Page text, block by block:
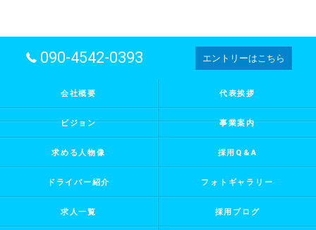
090-4542-0393 エントリーはこちら
会社概要 代表挨拶
ビジョン 事業案内
求める人物像 採用Q&A
ドライバー紹介 フォトギャラリー
求人一覧 採用ブログ